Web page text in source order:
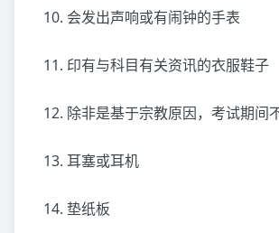
10. 会发出声响或有闹钟的手表
11. 印有与科目有关资讯的衣服鞋子
12. 除非是基于宗教原因，考试期间
13. 耳塞或耳机
14. 垫纸板